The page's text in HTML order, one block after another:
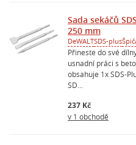
Sada sekáčů
250 mm
DeWALTSDS-plus
Přineste do své
usnadní práci s
obsahuje 1x SDS-
SD...
237 Kč
v 1 obchodě